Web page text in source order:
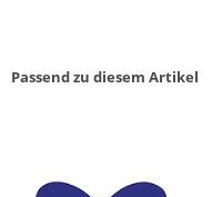
Passend zu diesem Artikel